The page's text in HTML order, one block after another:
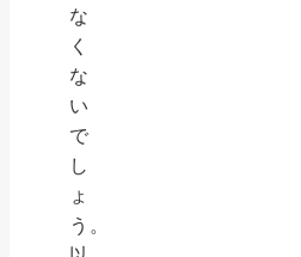
な
く
な
い
で
し
ょ
う。